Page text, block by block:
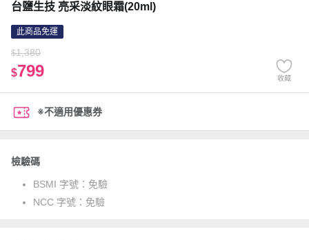
台鹽生技 亮采淡紋眼霜(20ml)
此商品免運
$1,380
$799 收藏
※不適用優惠券
檢驗碼
BSMI 字號： 免驗
NCC 字號： 免驗